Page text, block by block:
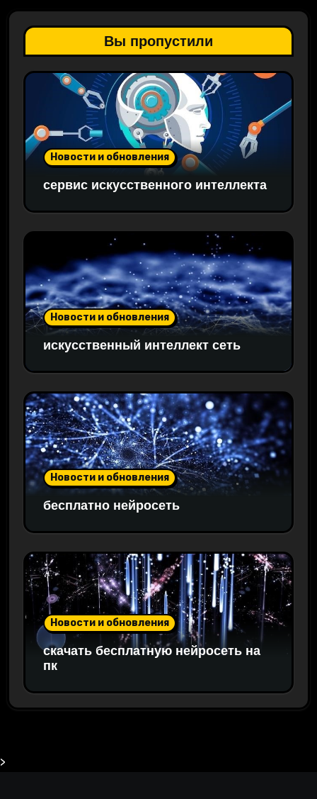
Вы пропустили
Новости и обновления
сервис искусственного интеллекта
Новости и обновления
искусственный интеллект сеть
Новости и обновления
бесплатно нейросеть
Новости и обновления
скачать бесплатную нейросеть на
пк
>